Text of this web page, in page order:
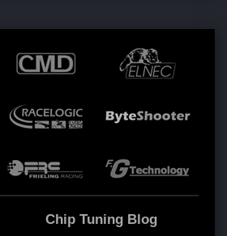
Chip Tuning Blog